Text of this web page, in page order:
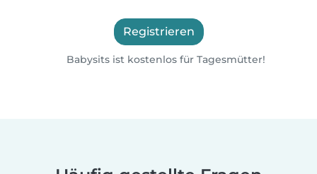
Registrieren
Babysits ist kostenlos für Tagesmütter!